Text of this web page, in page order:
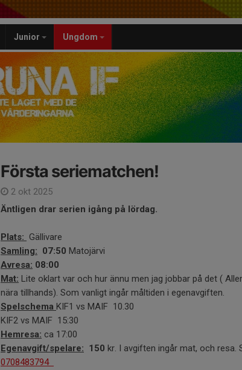
Junior Ungdom
Första seriematchen!
2 okt 2025
Äntligen drar serien igång på lördag.
Plats: Gällivare
Samling: 07:50 Matojärvi
Avresa: 08:00
Mat: Lite oklart var och hur ännu men jag jobbar på det (
nära tillhands). Som vanligt ingår måltiden i egenavgiften.
Spelschema KIF1 vs MAIF 10.30
KIF2 vs MAIF 15:30
Hemresa: ca 17:00
Egenavgift/spelare: 150 kr. I avgiften ingår mat, och resa.
0708483794